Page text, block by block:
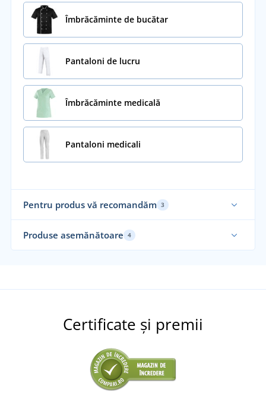
Îmbrăcăminte de bucătar
Pantaloni de lucru
Îmbrăcăminte medicală
Pantaloni medicali
Pentru produs vă recomandăm 3
Produse asemănătoare 4
Certificate și premii